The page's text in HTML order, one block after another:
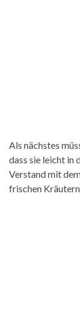
Als nächstes
dass sie leicht in
Verstand mit
frischen